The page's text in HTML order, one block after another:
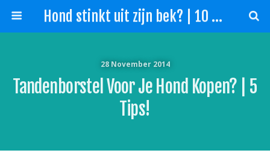
Hond stinkt uit zijn bek? | 10 Tips slechte adem hond!
28 November 2014
Tandenborstel Voor Je Hond Kopen? | 5
Tips!